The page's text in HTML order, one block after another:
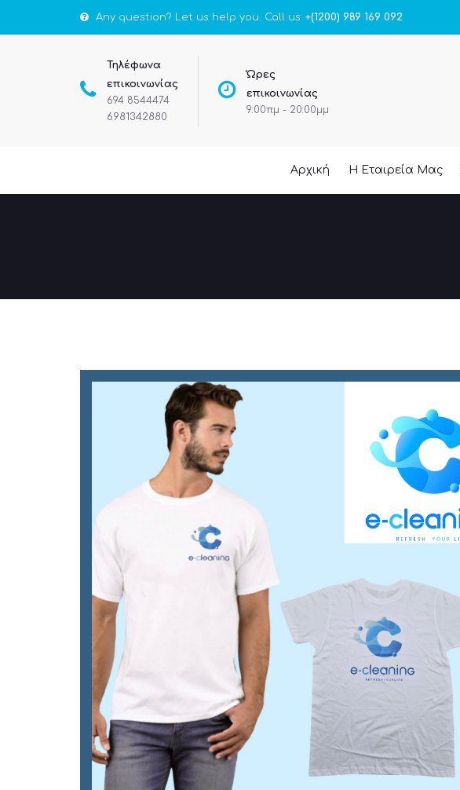
Any question? Let us help you. Call us: +(1200) 989 169 092
Τηλέφωνα
επικοινωνίας
694 8544474
6981342880
Ώρες
επικοινωνίας
9:00πμ - 20:00μμ
Αρχική Η Εταιρεία Μας